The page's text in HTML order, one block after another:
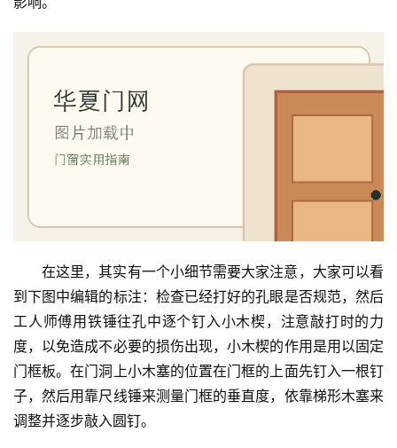
在这里，其实有一个小细节需要大家注意，大家可以看
到下图中编辑的标注：检查已经打好的孔眼是否规范，然后
工人师傅用铁锤往孔中逐个钉入小木楔，注意敲打时的力
度，以免造成不必要的损伤出现，小木楔的作用是用以固定
门框板。在门洞上小木塞的位置在门框的上面先钉入一根钉
子，然后用靠尺线锤来测量门框的垂直度，依靠梯形木塞来
调整并逐步敲入圆钉。